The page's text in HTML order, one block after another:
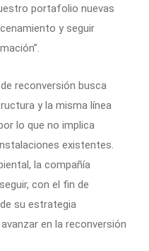
portafolio nuevas
y seguir
reconversión busca
y la misma línea
lo que no implica
existentes.
la compañía
con el fin de
su estrategia
en la reconversión